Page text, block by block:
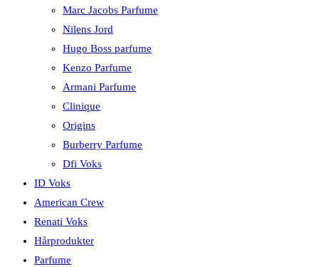
Marc Jacobs Parfume
Nilens Jord
Hugo Boss parfume
Kenzo Parfume
Armani Parfume
Clinique
Origins
Burberry Parfume
Dfi Voks
ID Voks
American Crew
Renati Voks
Hårprodukter
Parfume